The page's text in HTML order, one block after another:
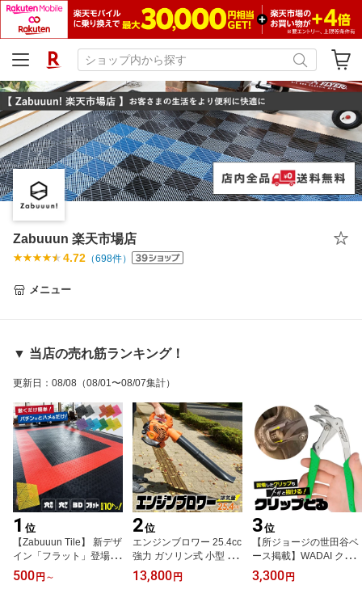
Zabuuun 楽天市場店
4.72 （698件）
メニュー
▼ 当店の売れ筋ランキング！
更新日 ： 08/08 （08/01〜08/07集計）
1 位
【Zabuuun Tile】 新デザ
イン「フラット」登場！
ガレージタイル 40cm ×
40cm × 1.8cm 耐荷重 10t
500 円 ～
2位
エンジンブロワー 25.4cc
強力 ガソリン式 小型 軽
量 肩掛け ノズル3種付き
送風機 落ち葉掃除 落ち
13,800 円
3位
【所ジョージの世田谷ベ
ース掲載】WADAI クリ
ップとる 正規品 WA-10
バネ付き クリップ外し
3,300 円